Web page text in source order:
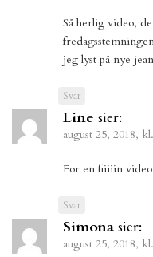
Så herlig video,
jeg lyst på nye
Svar
Line sier:
august 25, 2018,
For en fiiiiin
Svar
Simona sier:
august 25, 2018,